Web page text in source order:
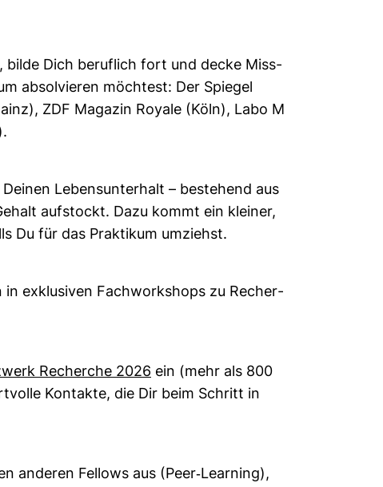
bilde Dich beruf­lich fort und decke Miss­
absol­vieren möch­test: Der Spiegel
ZDF Magazin Royale (Köln), Labo M
Lebens­un­ter­halt – bestehend aus
auf­stockt. Dazu kommt ein kleiner,
Du für das Prak­tikum umziehst.
exklu­siven Fach­work­shops zu Recher­
Recherche 2026 ein (mehr als 800
Kon­takte, die Dir beim Schritt in
anderen Fel­lows aus (Peer-​​​​Lear­ning),